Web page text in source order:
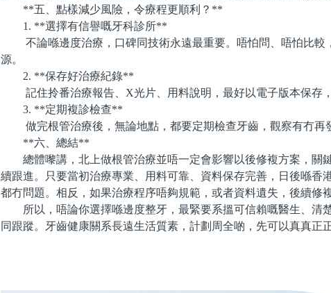
**五、點樣減少風險，令療程更順利？**
1. **選擇有信譽嘅牙科診所**
不論喺邊度治療，口碑同技術永遠最重要。唔怕問、唔怕比較
源。
2. **保存好治療紀錄**
記住拎番治療報告、X光片、用料說明，最好以電子版本保存，
3. **定期複診檢查**
做完根管治療後，無論地點，都要定期檢查牙齒，觀察有冇再
**六、總結**
總體嚟講，北上做根管治療並唔一定會影響以後修複方案，關
續跟進。只要當初治療專業、用料可靠、資料保存完善，日後喺香
都冇問題。相反，如果治療程序唔夠規範，或者資料遺失，後續修
所以，唔論你選擇喺邊度整牙，最緊要系搵可信賴嘅醫生、清
同跟蹤。牙齒健康關系長遠生活質素，計劃周全啲，先可以真真正